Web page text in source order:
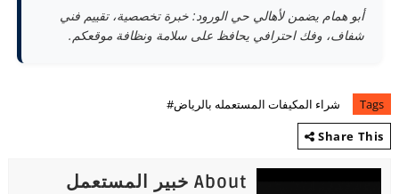
أبو همام يضمن لأهالي حي الورود: خبرة تخصصية، تقييم فني
شفاف، وفك احترافي يحافظ على سلامة ونظافة موقعكم.
Tags
شراء المكيفات المستعمله بالرياض#
Share This
About خبير المستعمل